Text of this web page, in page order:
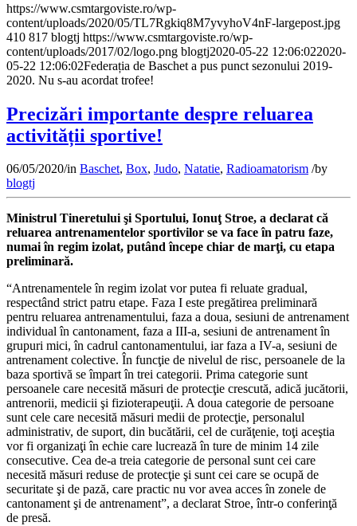
https://www.csmtargoviste.ro/wp-
content/uploads/2020/05/TL7Rgkiq8M7yvyhoV4nF-largepost.jpg
410 817 blogtj https://www.csmtargoviste.ro/wp-
content/uploads/2017/02/logo.png blogtj2020-05-22 12:06:022020-
05-22 12:06:02Federația de Baschet a pus punct sezonului 2019-
2020. Nu s-au acordat trofee!
Precizări importante despre reluarea
activității sportive!
06/05/2020/in Baschet, Box, Judo, Natatie, Radioamatorism /by
blogtj
Ministrul Tineretului şi Sportului, Ionuţ Stroe, a declarat că
reluarea antrenamentelor sportivilor se va face în patru faze,
numai în regim izolat, putând începe chiar de marţi, cu etapa
preliminară.
“Antrenamentele în regim izolat vor putea fi reluate gradual,
respectând strict patru etape. Faza I este pregătirea preliminară
pentru reluarea antrenamentului, faza a doua, sesiuni de antrenament
individual în cantonament, faza a III-a, sesiuni de antrenament în
grupuri mici, în cadrul cantonamentului, iar faza a IV-a, sesiuni de
antrenament colective. În funcţie de nivelul de risc, persoanele de la
baza sportivă se împart în trei categorii. Prima categorie sunt
persoanele care necesită măsuri de protecţie crescută, adică jucătorii,
antrenorii, medicii şi fizioterapeuţii. A doua categorie de persoane
sunt cele care necesită măsuri medii de protecţie, personalul
administrativ, de suport, din bucătării, cel de curăţenie, toţi aceştia
vor fi organizaţi în echie care lucrează în ture de minim 14 zile
consecutive. Cea de-a treia categorie de personal sunt cei care
necesită măsuri reduse de protecţie şi sunt cei care se ocupă de
securitate şi de pază, care practic nu vor avea acces în zonele de
cantonament şi de antrenament”, a declarat Stroe, într-o conferinţă
de presă.